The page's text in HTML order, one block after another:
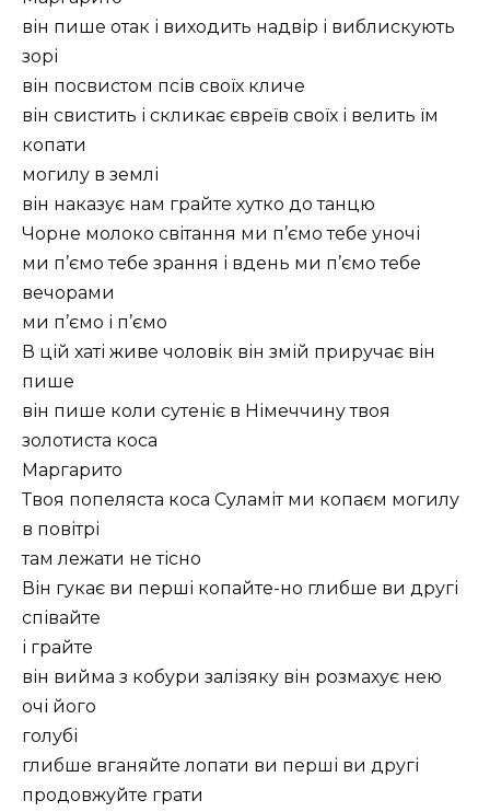
він пише отак і виходить надвір і виблискують
зорі
він посвистом псів своїх кличе
він свистить і скликає євреїв своїх і велить їм
копати
могилу в землі
він наказує нам грайте хутко до танцю
Чорне молоко світання ми п’ємо тебе уночі
ми п’ємо тебе зрання і вдень ми п’ємо тебе
вечорами
ми п’ємо і п’ємо
В цій хаті живе чоловік він змій приручає він
пише
він пише коли сутеніє в Німеччину твоя
золотиста коса
Маргарито
Твоя попеляста коса Суламіт ми копаєм могилу
в повітрі
там лежати не тісно
Він гукає ви перші копайте-но глибше ви другі
співайте
і грайте
він вийма з кобури залізяку він розмахує нею
очі його
голубі
глибше вганяйте лопати ви перші ви другі
продовжуйте грати